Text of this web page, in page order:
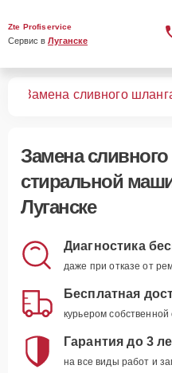
Zte Profiservice
Сервис в Луганске
Замена сливного
Замена
стиральной
Луганске
Диагностика
даже при отказе от
Бесплатная
курьером
Гарантия до 3
на все виды работ и